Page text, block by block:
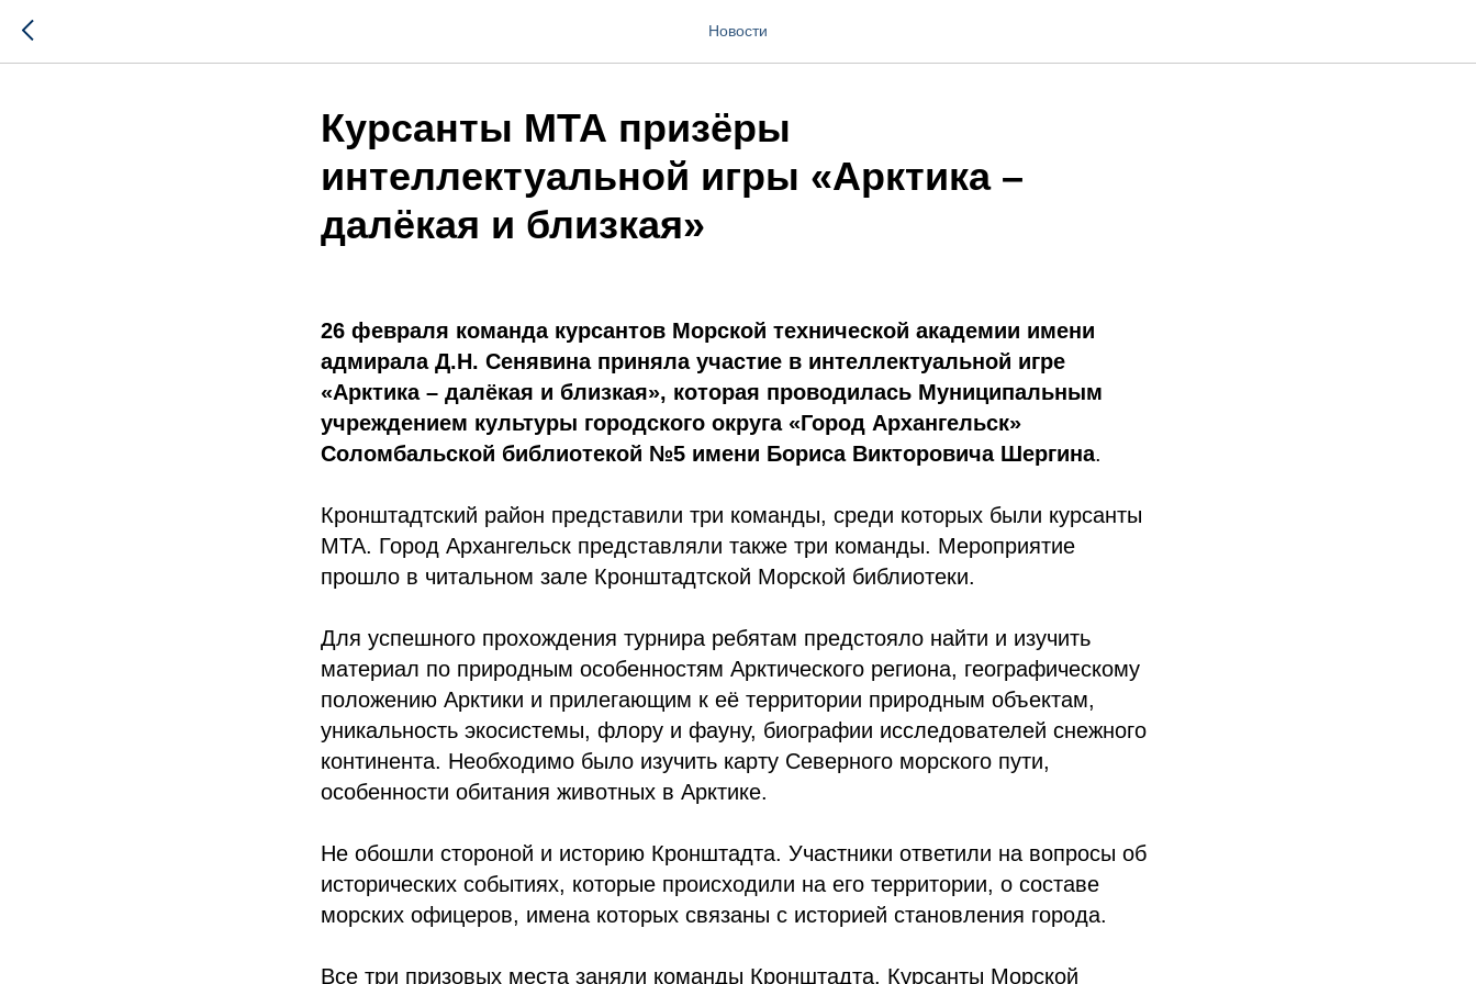
Новости
Курсанты МТА призёры
интеллектуальной игры «Арктика –
далёкая и близкая»
26 февраля команда курсантов Морской технической академии имени
адмирала Д.Н. Сенявина приняла участие в интеллектуальной игре
«Арктика – далёкая и близкая», которая проводилась Муниципальным
учреждением культуры городского округа «Город Архангельск»
Соломбальской библиотекой №5 имени Бориса Викторовича Шергина.
Кронштадтский район представили три команды, среди которых были курсанты
МТА. Город Архангельск представляли также три команды. Мероприятие
прошло в читальном зале Кронштадтской Морской библиотеки.
Для успешного прохождения турнира ребятам предстояло найти и изучить
материал по природным особенностям Арктического региона, географическому
положению Арктики и прилегающим к её территории природным объектам,
уникальность экосистемы, флору и фауну, биографии исследователей снежного
континента. Необходимо было изучить карту Северного морского пути,
особенности обитания животных в Арктике.
Не обошли стороной и историю Кронштадта. Участники ответили на вопросы об
исторических событиях, которые происходили на его территории, о составе
морских офицеров, имена которых связаны с историей становления города.
Все три призовых места заняли команды Кронштадта. Курсанты Морской